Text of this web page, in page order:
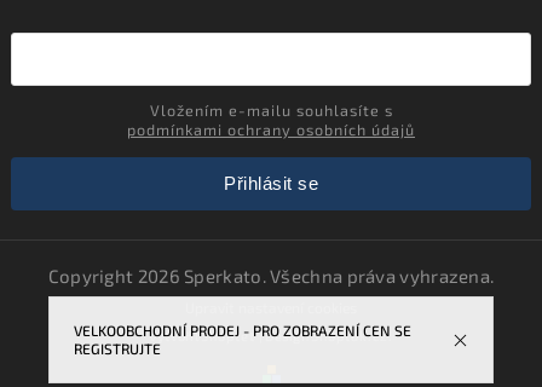
VELKOOBCHODNÍ PRODEJ - PRO ZOBRAZENÍ CEN SE
REGISTRUJTE
podmínkami ochrany osobních údajů
Přihlásit se
Copyright 2026 Sperkato. Všechna práva vyhrazena.
VytvořilShoptet| DesignShoptak.cz.